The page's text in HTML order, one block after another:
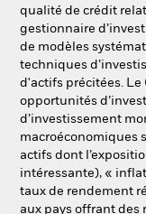
qualité de crédit
gestionnaire
de modèles
techniques
d'actifs précitées. Le
opportunités
d’investissement
macroéconomiques
actifs dont
intéressante), «
taux de rendement
aux pays offrant